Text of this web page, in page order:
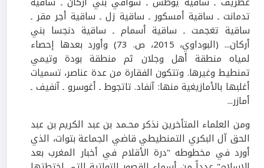
تدمانت ـ ساقية أمسكور ـ ساقية زل ـ ساقية أجر مقر ـ
ساقية تغجمت ـ ساقية أسمام ـ ساقية دنجسا بني
أركان... (البوداوي، 2015، ص. 73) وأورد بعدها إحصاء
لمياه منطقة أهل وجلان ثم منطقة بودة وتيمي
تمنطيط وغيرها. وتتكون الفقارة من عدة عناصر، تسميات
أغلبها بالأمازيغية منها: آنفاد. تاتجوط ـ أغوسرو ـ آنفيف ـ
أمازر...
ومن العلماء المتأخرين نذكر محـمد بن عبد الكريم بن عبد
الحق آل البكري التمنطيطي قاضي الجماعة بتوات، الذي
أورد في مخطوطه "درة الأقلام في أخبار المغرب بعد